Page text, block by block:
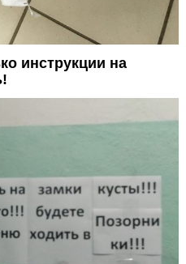
инструкции на